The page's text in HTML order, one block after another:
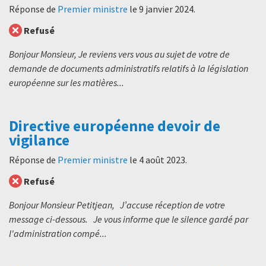
Réponse de Premier ministre le 9 janvier 2024.
Refusé
Bonjour Monsieur, Je reviens vers vous au sujet de votre de
demande de documents administratifs relatifs à la législation
européenne sur les matières...
Directive européenne devoir de
vigilance
Réponse de Premier ministre le 4 août 2023.
Refusé
Bonjour Monsieur Petitjean, J’accuse réception de votre
message ci-dessous. Je vous informe que le silence gardé par
l'administration compé...